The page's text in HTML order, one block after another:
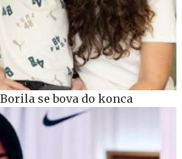
se bova do konca